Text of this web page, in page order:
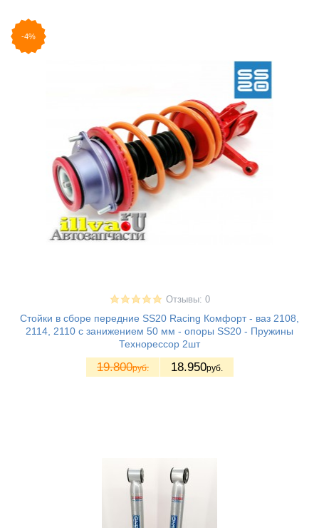
-4%
Отзывы: 0
Стойки в сборе передние SS20 Racing Комфорт - ваз 2108,
2114, 2110 с занижением 50 мм - опоры SS20 - Пружины
Технорессор 2шт
19.800руб. 18.950руб.